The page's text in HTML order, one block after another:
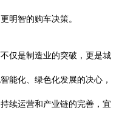
明智的购车决策。
仅是制造业的突破，更是城
能化、绿色化发展的决心，
续运营和产业链的完善，宜